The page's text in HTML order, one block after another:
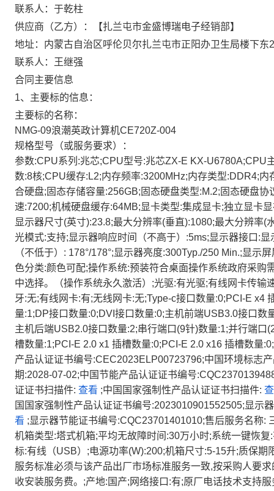
联系人：于乾柱
供应商（乙方）：【扎兰屯市金盛博瑞电子经销部】
地址：内蒙古自治区呼伦贝尔扎兰屯市正阳办卫生局楼下东
联系人：王继强
合同主要信息
1、主要标的信息：
主要标的名称：
NMG-09浪潮英政计算机CE720Z-004
规格型号（或服务要求）：
参数:CPU系列:兆芯;CPU型号:兆芯ZX-E KX-U6780A;CPU
数:8核;CPU缓存:L2;内存频率:3200MHz;内存类型:DDR4;
合硬盘;固态存储容量:256GB;固态硬盘类型:M.2;固态硬盘
速:7200;机械硬盘缓存:64MB;显卡类型:集成显卡;独立显卡
显示器尺寸(英寸):23.8;最大分辨率(垂直):1080;最大分辨率
光模式:支持;显示器响应时间（不高于）:5ms;显示器接口:
（不低于）: 178°/178°;显示器亮度:300Typ./250 Min.;显
色分类:颜色可配;操作系统:预装符合桌面操作系统政府采
中选择。（操作系统永久激活）;光驱:有光驱;有线网卡传
牙:无;有线网卡:有;无线网卡:无;Type-c接口数量:0;PCI-E x4
量:1;DP接口数量:0;DVI接口数量:0;主机前端USB3.0接口
主机后端USB2.0接口数量:2;串行端口(9针)数量:1;并行端
槽数量:1;PCI-E 2.0 x1 插槽数量:0;PCI-E 2.0 x16 插槽数量
产品认证证书编号:CEC2023ELP00723796;中国环境标志
期:2028-07-02;中国节能产品认证证书编号
证证书扫描件: 查看 ;中国国家强制性产品认证证书扫描件:
国国家强制性产品认证证书编号:2023010901552505;显示
看 ;显示器节能证书编号:CQC23701401010;售后服务名称:
机箱类型:塔式机箱;平均无故障时间:30万小时;系统一键恢
标:有线（USB）;电源功率(W):200;机箱尺寸:5-15升;质保
服务标准必须与该产品出厂市场标准服务一致,按采购人要
收安装服务费。;产地:国产;网络接口:有;原厂电话技术支持